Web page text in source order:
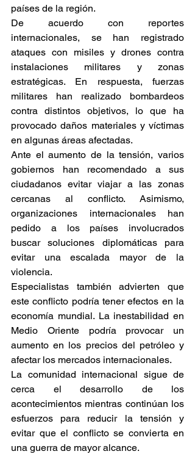
países de la región.
De acuerdo con reportes
internacionales, se han registrado
ataques con misiles y drones contra
instalaciones militares y zonas
estratégicas. En respuesta, fuerzas
militares han realizado bombardeos
contra distintos objetivos, lo que ha
provocado daños materiales y víctimas
en algunas áreas afectadas.
Ante el aumento de la tensión, varios
gobiernos han recomendado a sus
ciudadanos evitar viajar a las zonas
cercanas al conflicto. Asimismo,
organizaciones internacionales han
pedido a los países involucrados
buscar soluciones diplomáticas para
evitar una escalada mayor de la
violencia.
Especialistas también advierten que
este conflicto podría tener efectos en la
economía mundial. La inestabilidad en
Medio Oriente podría provocar un
aumento en los precios del petróleo y
afectar los mercados internacionales.
La comunidad internacional sigue de
cerca el desarrollo de los
acontecimientos mientras continúan los
esfuerzos para reducir la tensión y
evitar que el conflicto se convierta en
una guerra de mayor alcance.